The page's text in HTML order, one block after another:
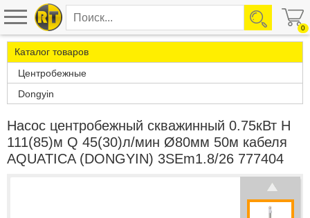
0
Каталог товаров
Центробежные
Dongyin
Насос центробежный скважинный 0.75кВт H
111(85)м Q 45(30)л/мин Ø80мм 50м кабеля
AQUATICA (DONGYIN) 3SEm1.8/26 777404